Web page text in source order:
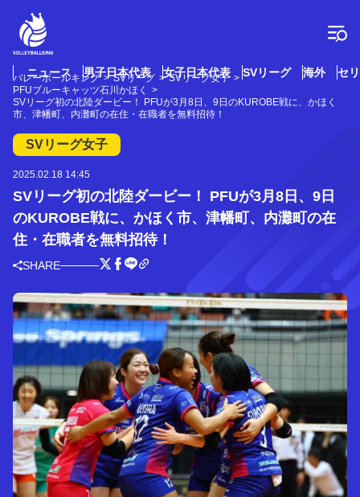
ニュース 男子日本代表 女子日本代表 SVリーグ 海外 セ
バレーボールキング SVリーグ
SVリーグ女子
PFUブルーキャッツ石川かほく
SVリーグ初の北陸ダービー！ PFUが3月8日、9日のKUROBE戦に、かほく
市、津幡町、内灘町の在住・在職者を無料招待！
SVリーグ女子
2025.02.18 14:45
SVリーグ初の北陸ダービー！ PFUが3月8日、9日
のKUROBE戦に、かほく市、津幡町、内灘町の在
住・在職者を無料招待！
SHARE